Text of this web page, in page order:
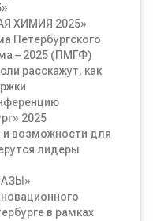
ХИМИЯ 2025»
Петербургского
– 2025 (ПМГФ)
расскажут, как
2025
возможности для
лидеры
в рамках